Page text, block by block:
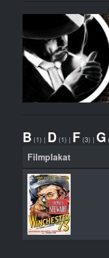
B (1) | D (1) | F (3) | G
Filmplakat